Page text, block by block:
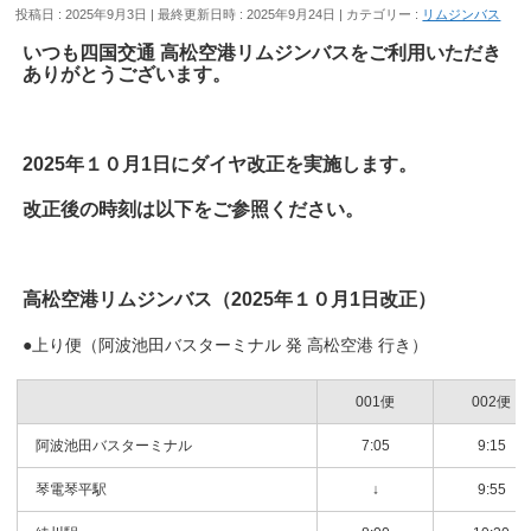
投稿日 : 2025年9月3日 最終更新日時 : 2025年9月24日 カテゴリー : リムジンバス
いつも四国交通 高松空港リムジンバスをご利用いただき
ありがとうございます。
2025年１０月1日にダイヤ改正を実施します。
改正後の時刻は以下をご参照ください。
高松空港リムジンバス（2025年１０月1日改正）
●上り便（阿波池田バスターミナル 発 高松空港 行き）
001便 002便
阿波池田バスターミナル 7:05 9:15
琴電琴平駅 ↓ 9:55